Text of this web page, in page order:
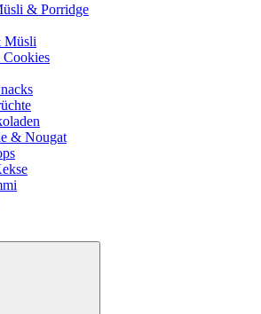
& Porridge
Müsli
& Nougat